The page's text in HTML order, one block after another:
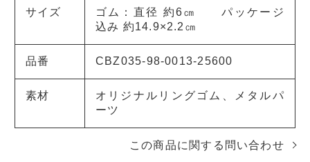
サイズ
ゴム：直径 約6㎝ パッケージ
込み 約14.9×2.2㎝
品番 CBZ035-98-0013-25600
素材
オリジナルリングゴム、メタルパ
ーツ
この商品に関する問い合わせ